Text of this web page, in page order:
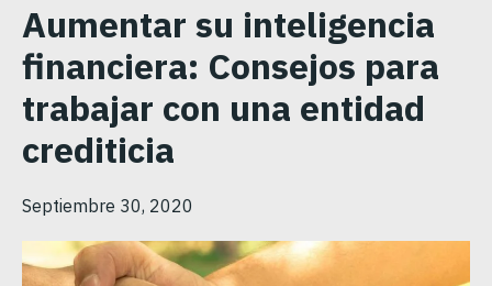
de
navegación
Aumentar su inteligencia
financiera: Consejos para
trabajar con una entidad
crediticia
Septiembre 30, 2020